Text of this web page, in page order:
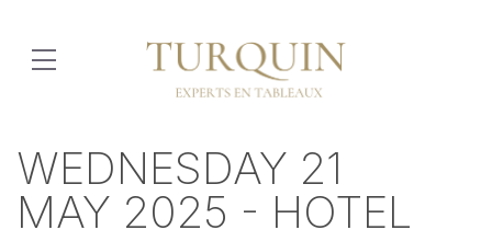
WEDNESDAY 21
MAY 2025 - HOTEL